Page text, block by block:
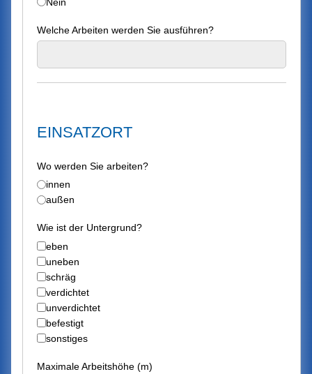
Welche Arbeiten werden Sie ausführen?
EINSATZORT
Wo werden Sie arbeiten?
innen
außen
Wie ist der Untergrund?
eben
uneben
schräg
verdichtet
unverdichtet
befestigt
sonstiges
Maximale Arbeitshöhe (m)